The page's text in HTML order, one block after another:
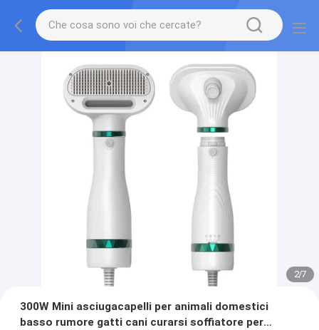
2/7
300W Mini asciugacapelli per animali domestici
basso rumore gatti cani curarsi soffiatore per